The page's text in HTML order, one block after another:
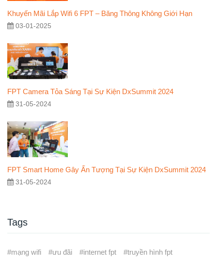
Khuyến Mãi Lắp Wifi 6 FPT – Băng Thông Không Giới Hạn
03-01-2025
FPT Camera Tỏa Sáng Tại Sự Kiện DxSummit 2024
31-05-2024
FPT Smart Home Gây Ấn Tượng Tại Sự Kiện DxSummit 2024
31-05-2024
Tags
mạng wifi ưu đãi internet fpt truyền hình fpt